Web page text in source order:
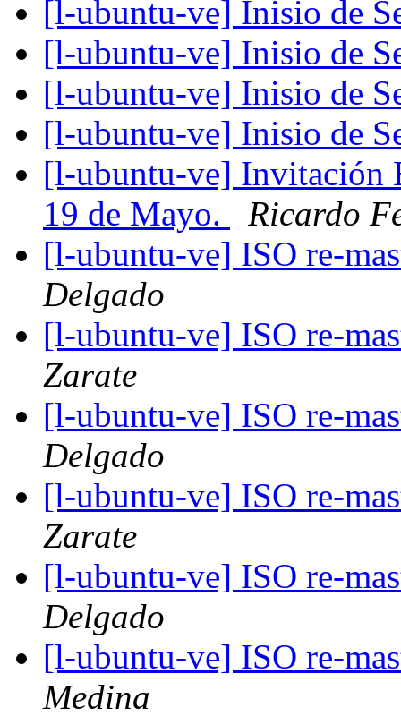
[l-ubuntu-ve] Inisio de
[l-ubuntu-ve] Inisio de
[l-ubuntu-ve] Inisio de
[l-ubuntu-ve] Inisio de
[l-ubuntu-ve] Invitación
19 de Mayo.
Ricardo
[l-ubuntu-ve] ISO re-
Delgado
[l-ubuntu-ve] ISO re-
Zarate
[l-ubuntu-ve] ISO re-
Delgado
[l-ubuntu-ve] ISO re-
Zarate
[l-ubuntu-ve] ISO re-
Delgado
[l-ubuntu-ve] ISO re-
Medina